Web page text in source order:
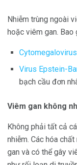
Nhiễm trùng ngoài
hoặc viêm gan. Bao
Cytomegalovirus
Virus Epstein-
bạch cầu đơn
Viêm gan không
Không phải tất cả
nhiễm. Các hóa
gan và có thể gây